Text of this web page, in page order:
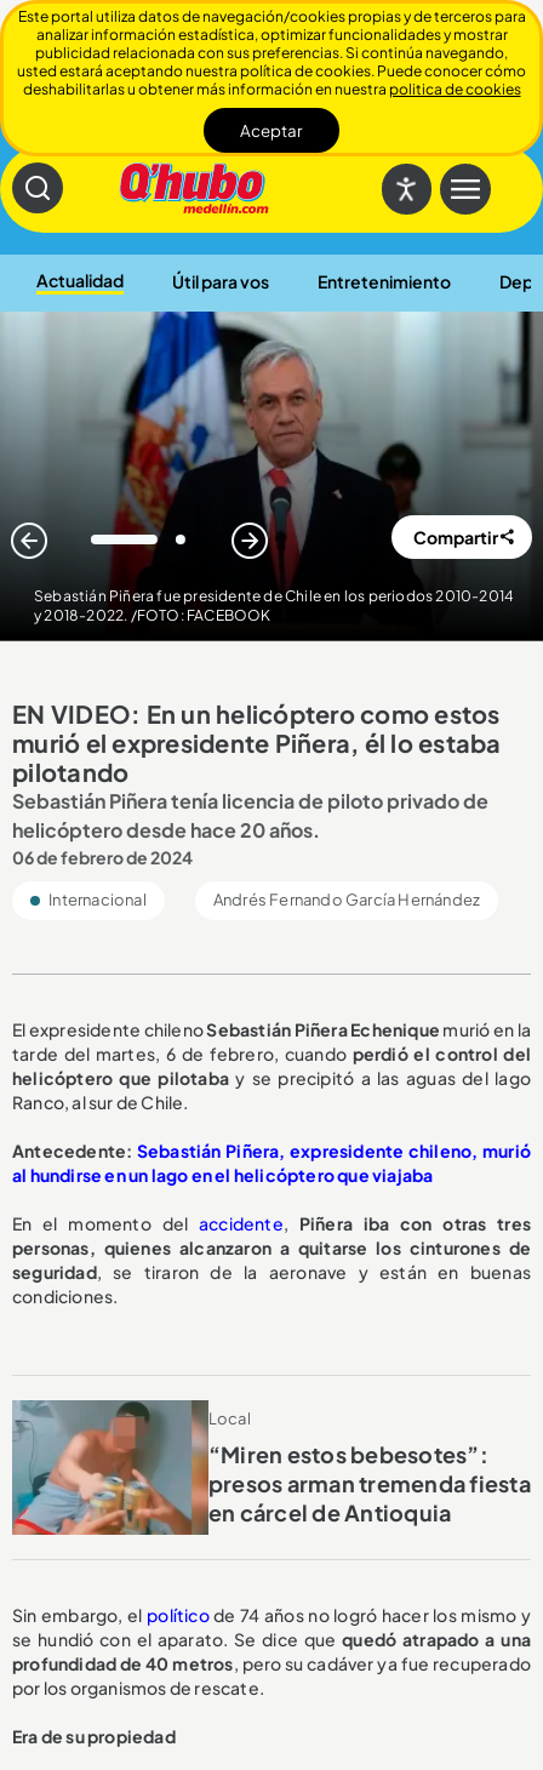
Actualidad Útil para vos Entretenimiento
Cerrar
Sebastián Piñera fue presidente de Chile en los periodos 2010-2014
y 2018-2022. /FOTO: FACEBOOK
1 2 Compartir
EN VIDEO: En un helicóptero como estos
murió el expresidente Piñera, él lo estaba
pilotando
Sebastián Piñera tenía licencia de piloto privado de
helicóptero desde hace 20 años.
06 de febrero de 2024
Internacional Andrés Fernando García Hernández
El expresidente chilenoSebastián Piñera Echenique murió en la
tarde del martes, 6 de febrero, cuando perdió el control del
helicóptero que pilotaba y se precipitó a las aguas del lago
Ranco, al sur de Chile.
Antecedente: Sebastián Piñera, expresidente chileno, murió
al hundirse en un lago en el helicóptero que viajaba
En el momento del accidente, Piñera iba con otras tres
personas, quienes alcanzaron a quitarse los cinturones de
seguridad, se tiraron de la aeronave y están en buenas
condiciones.
Local
“Miren estos bebesotes”:
presos arman tremenda fiesta
en cárcel de Antioquia
Sin embargo, el políticode 74 años no logró hacer los mismo y
se hundió con el aparato. Se dice quequedó atrapado a una
profundidad de 40 metros, pero su cadáver ya fue recuperado
por los organismos de rescate.
Era de su propiedad
Este portal utiliza datos de navegación/cookies propias y de terceros para
analizar información estadística, optimizar funcionalidades y mostrar
publicidad relacionada con sus preferencias. Si continúa navegando,
usted estará aceptando nuestra política de cookies. Puede conocer cómo
deshabilitarlas u obtener más información en nuestra politica de cookies
Aceptar